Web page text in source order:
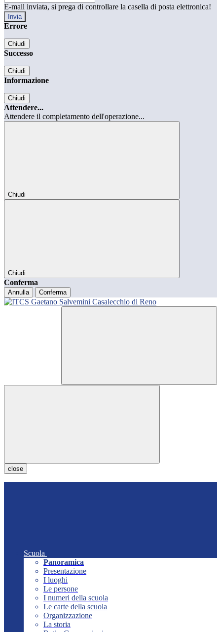
E-mail inviata, si prega di controllare la casella di posta elettronica!
Errore
Chiudi
Successo
Chiudi
Informazione
Chiudi
Attendere...
Attendere il completamento dell'operazione...
Chiudi
Chiudi
Conferma
Annulla Conferma
close
Scuola
Panoramica
Presentazione
I luoghi
Le persone
I numeri della scuola
Le carte della scuola
Organizzazione
La storia